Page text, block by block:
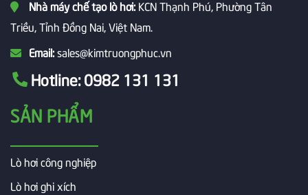
Nhà máy chế tạo lò hơi: KCN Thạnh Phú, Phường Tân
Triều, Tỉnh Đồng Nai, Việt Nam.
Email:sales@kimtruongphuc.vn
Hotline: 0982 131 131
SẢN PHẨM
Lò hơi công nghiệp
Lò hơi ghi xích